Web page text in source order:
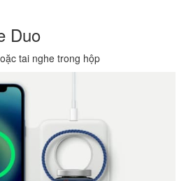
Duo
tai nghe trong hộp